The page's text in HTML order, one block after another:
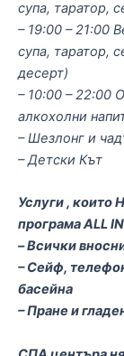
супа, таратор,
– 19:00 – 21:00
супа, таратор,
десерт)
– 10:00 – 22:00
алкохолни
– Шезлонг и
– Детски Кът
Услуги , които
програмаALL
– Всички
–Сейф,
басейна
– Пране и